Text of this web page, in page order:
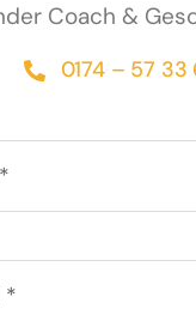
Coach &
0174 – 57 33